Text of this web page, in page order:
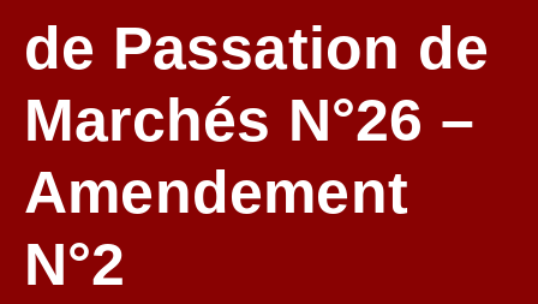
Marchés
Contact
de Passation de
Marchés N°26 –
Amendement
N°2